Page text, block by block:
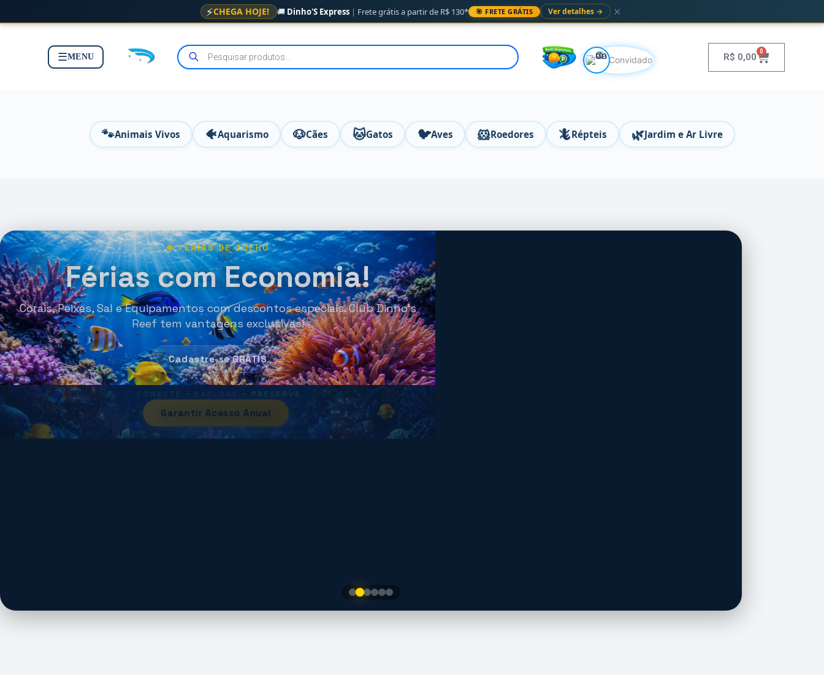
⚡CHEGA HOJE! 🚚 Dinho'S Express | Frete grátis a partir de R$ 130* 🎯 FRETE GRÁTIS Ver detalhes → ✕
☰MENU Convidado R$ 0,00
0
🐾Animais Vivos 🐠Aquarismo 🐶Cães 🐱Gatos 🐦Aves 🐹Roedores 🦎Répteis 🌿Jardim e Ar Livre
R$ 238,80
R$ 197,00
🎁
🎁
🎁
🐠 FÉRIAS DE JULHO
Férias com Economia!
Corais, Peixes, Sal e Equipamentos com descontos especiais. Club Dinho's
Reef tem vantagens exclusivas!
Cadastre-se GRÁTIS